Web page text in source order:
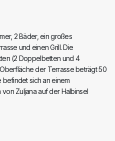
2 Bäder, ein großes
und einen Grill. Die
(2 Doppelbetten und 4
der Terrasse beträgt 50
befindet sich an einem
Zuljana auf der Halbinsel
um einen schönen Urlaub zu